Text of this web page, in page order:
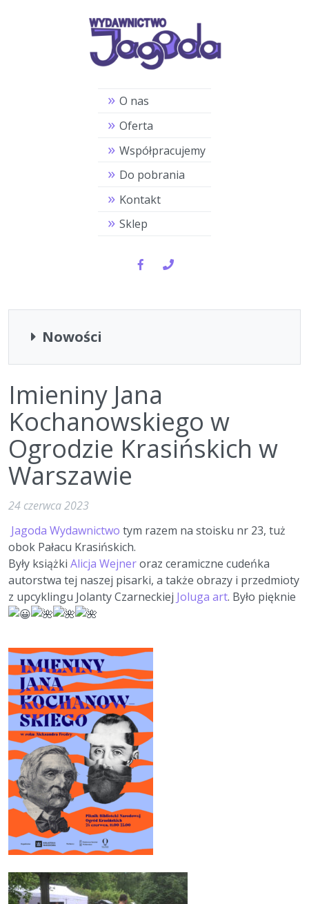
O nas
Oferta
Współpracujemy
Do pobrania
Kontakt
Sklep
Nowości
Imieniny Jana
Kochanowskiego w
Ogrodzie Krasińskich w
Warszawie
24 czerwca 2023
Jagoda Wydawnictwo tym razem na stoisku nr 23, tuż
obok Pałacu Krasińskich.
Były książki Alicja Wejneroraz ceramiczne cudeńka
autorstwa tej naszej pisarki, a także obrazy i przedmioty
z upcyklingu Jolanty Czarneckiej Joluga art. Było pięknie